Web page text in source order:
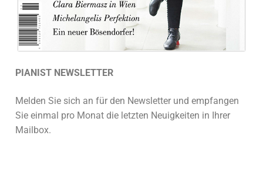
PIANIST NEWSLETTER
Melden Sie sich an für den Newsletter und empfangen
Sie einmal pro Monat die letzten Neuigkeiten in Ihrer
Mailbox.